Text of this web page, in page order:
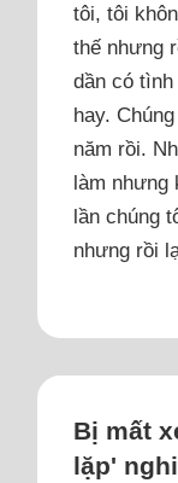
tôi, tôi
thế nhưng
dần có
hay.
năm rồi.
làm nhưng
lần chúng
nhưng rồi
Bị mất
lặp'